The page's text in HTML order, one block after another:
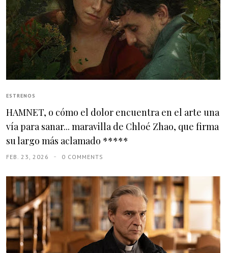
ESTRENOS
HAMNET, o cómo el dolor encuentra en el arte una
vía para sanar... maravilla de Chloé Zhao, que firma
su largo más aclamado *****
FEB. 23, 2026 0 COMMENTS